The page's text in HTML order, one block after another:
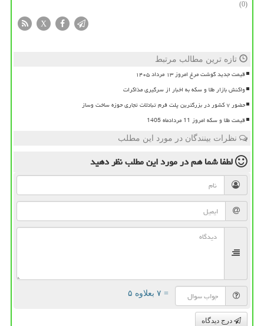
(0)
X
تازه ترین مطالب مرتبط
قیمت جدید گوشت مرغ امروز ۱۳ مرداد ۱۴۰۵
واکنش بازار طلا و سکه به اخبار از سرگیری مذاکرات
حضور ۷ کشور در بزرگترین پلت فرم تبادلات تجاری حوزه ساخت وساز
قیمت طلا و سکه امروز 11 مردادماه 1405
نظرات بینندگان در مورد این مطلب
لطفا شما همدر مورد این مطلبنظر دهید
= ۷ بعلاوه ۵
درج دیدگاه